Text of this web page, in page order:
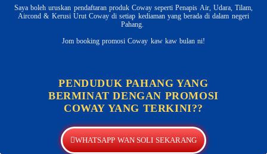
Saya boleh uruskan pendaftaran produk Coway seperti Penapis Air, Udara, Tilam,
Aircond & Kerusi Urut Coway di setiap kediaman yang berada di dalam negeri
Pahang.
Jom booking promosi Coway kaw kaw bulan ni!
PENDUDUK PAHANG YANG
BERMINAT DENGAN PROMOSI
COWAY YANG TERKINI??
WHATSAPP WAN SOLI SEKARANG